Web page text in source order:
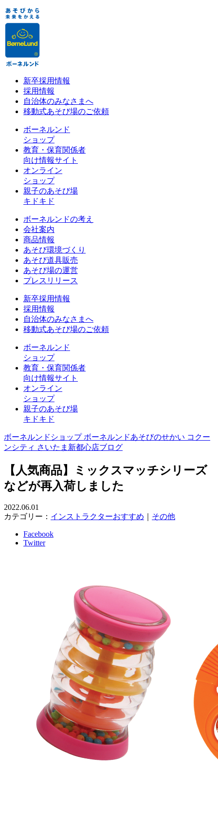
新卒採用情報
採用情報
自治体のみなさまへ
移動式あそび場のご依頼
ボーネルンド
ショップ
教育・保育関係者
向け情報サイト
オンライン
ショップ
親子のあそび場
キドキド
ボーネルンドの考え
会社案内
商品情報
あそび環境づくり
あそび道具販売
あそび場の運営
プレスリリース
新卒採用情報
採用情報
自治体のみなさまへ
移動式あそび場のご依頼
ボーネルンド
ショップ
教育・保育関係者
向け情報サイト
オンライン
ショップ
親子のあそび場
キドキド
ボーネルンドショップ ボーネルンドあそびのせかい コクー
ンシティ さいたま新都心店ブログ
【人気商品】ミックスマッチシリーズ
などが再入荷しました
2022.06.01
カテゴリー： インストラクターおすすめ その他
Facebook
Twitter